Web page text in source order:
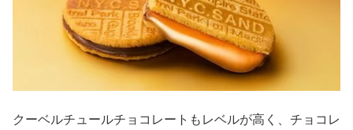
クーベルチュールチョコレートもレベルが高く、チョコレ